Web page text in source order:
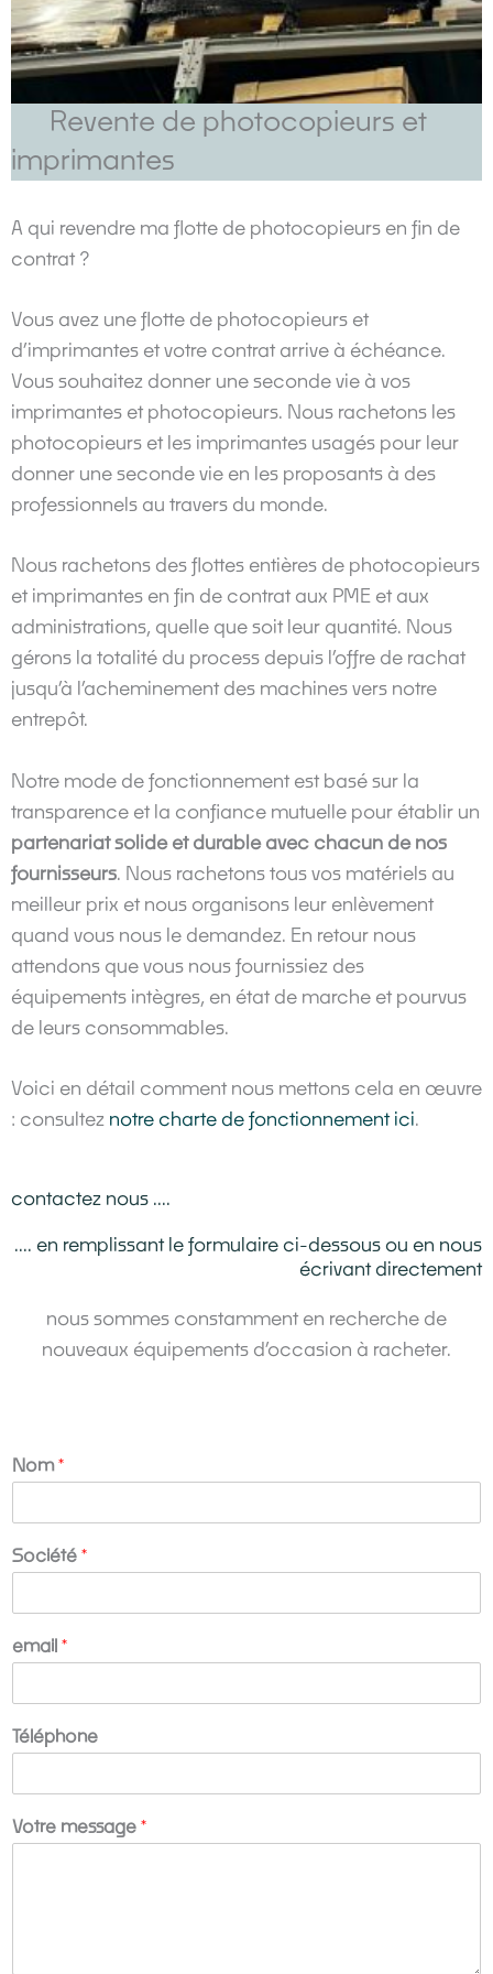
Revente de photocopieurs et
imprimantes
A qui revendre ma flotte de photocopieurs en fin de
contrat ?
Vous avez une flotte de photocopieurs et
d’imprimantes et votre contrat arrive à échéance.
Vous souhaitez donner une seconde vie à vos
imprimantes et photocopieurs. Nous rachetons les
photocopieurs et les imprimantes usagés pour leur
donner une seconde vie en les proposants à des
professionnels au travers du monde.
Nous rachetons des flottes entières de photocopieurs
et imprimantes en fin de contrat aux PME et aux
administrations, quelle que soit leur quantité. Nous
gérons la totalité du process depuis l’offre de rachat
jusqu’à l’acheminement des machines vers notre
entrepôt.
Notre mode de fonctionnement est basé sur la
transparence et la confiance mutuelle pour établir un
partenariat solide et durable avec chacun de nos
fournisseurs. Nous rachetons tous vos matériels au
meilleur prix et nous organisons leur enlèvement
quand vous nous le demandez. En retour nous
attendons que vous nous fournissiez des
équipements intègres, en état de marche et pourvus
de leurs consommables.
Voici en détail comment nous mettons cela en œuvre
: consultez notre charte de fonctionnement ici.
contactez nous ....
.... en remplissant le formulaire ci-dessous ou en nous
écrivant directement
nous sommes constamment en recherche de
nouveaux équipements d’occasion à racheter.
Nom*
Société *
email *
Téléphone
V
o
Votre message *